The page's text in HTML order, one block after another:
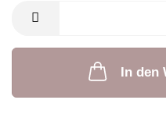
Stück
In den